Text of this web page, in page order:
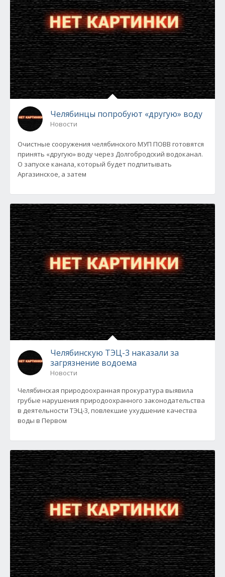
Челябинцы попробуют «другую» воду
Новости
Очистные сооружения челябинского МУП ПОВВ готовятся
принять «другую» воду через Долгобродский водоканал.
О запуске канала, который будет подпитывать
Аргазинское, а затем
Челябинскую ТЭЦ-3 наказали за
загрязнение водоема
Новости
Челябинская природоохранная прокуратура выявила
грубые нарушения природоохранного законодательства
в деятельности ТЭЦ-3, повлекшие ухудшение качества
воды в Первом